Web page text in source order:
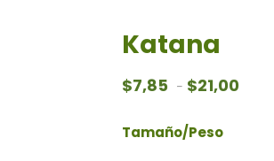
Katana
$7,85 - $21,00
Tamaño/Peso